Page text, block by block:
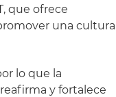
que ofrece
una cultura
lo que la
y fortalece